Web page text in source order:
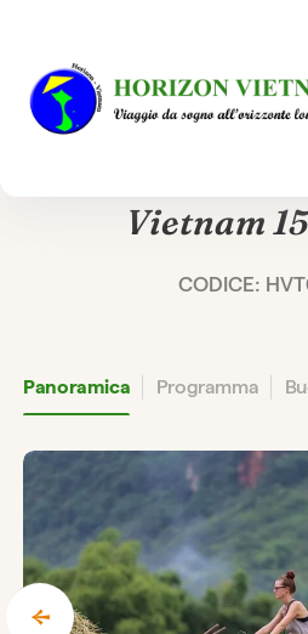
Vietnam
CODICE:
Panoramica Programma